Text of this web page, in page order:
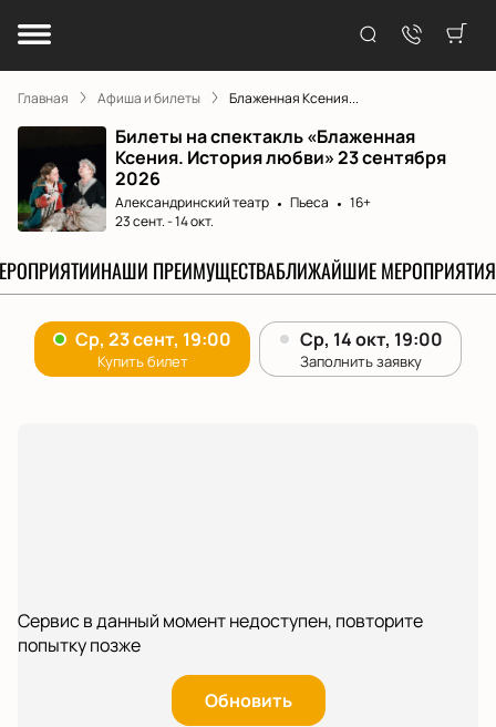
Главная Афиша и билеты Блаженная Ксения...
Билеты на спектакль «Блаженная
Ксения. История любви» 23 сентября
2026
Александринский театр Пьеса
16+
23 сент.-14 окт.
НАШИ ПРЕИМУЩЕСТВАБЛИЖАЙШИЕ МЕРОПРИЯТИЯ
Сервис в данный момент недоступен, повторите
попытку позже
Обновить